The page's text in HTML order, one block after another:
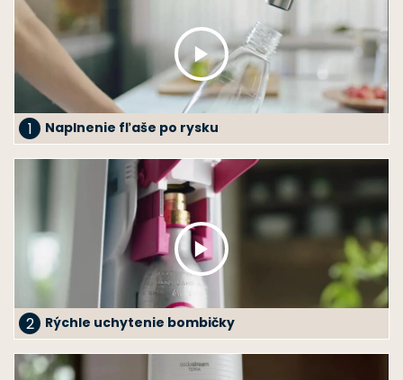
1 Naplnenie fľaše po rysku
2 Rýchle uchytenie bombičky